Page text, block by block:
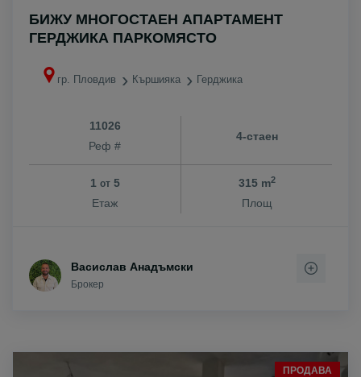
БИЖУ МНОГОСТАЕН АПАРТАМЕНТ
ГЕРДЖИКА ПАРКОМЯСТО
гр. Пловдив Кършияка Герджика
11026
Реф #
4-стаен
1 от5
Етаж
315 m2
Площ
Васислав Анадъмски
Брокер
ПРОДАВА